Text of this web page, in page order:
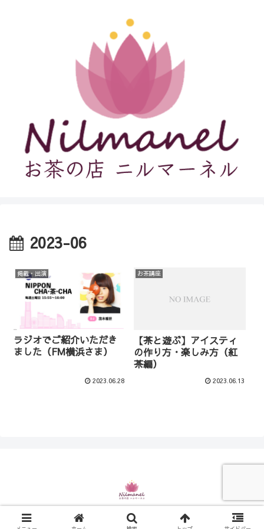
2023-06
掲載・出演
ラジオでご紹介いただき
ました（FM横浜さま）
2023.06.28
お茶講座
【茶と遊ぶ】アイスティ
の作り方・楽しみ方（紅
茶編）
2023.06.13
© 2021 お茶の店 ニルマーネル.